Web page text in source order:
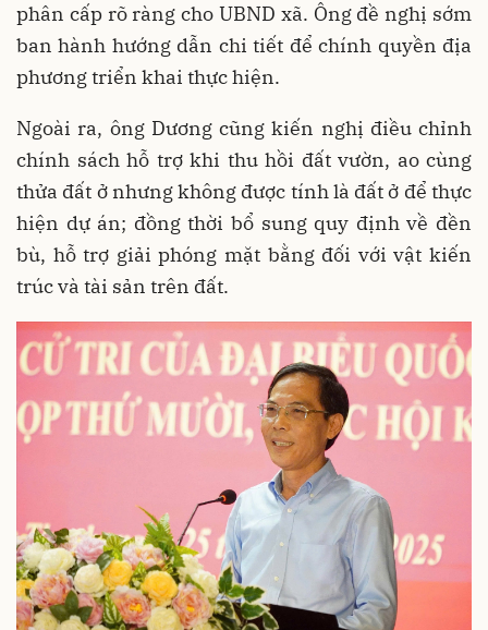
phân cấp rõ ràng cho UBND xã. Ông đề nghị sớm
ban hành hướng dẫn chi tiết để chính quyền địa
phương triển khai thực hiện.
Ngoài ra, ông Dương cũng kiến nghị điều chỉnh
chính sách hỗ trợ khi thu hồi đất vườn, ao cùng
thửa đất ở nhưng không được tính là đất ở để thực
hiện dự án; đồng thời bổ sung quy định về đền
bù, hỗ trợ giải phóng mặt bằng đối với vật kiến
trúc và tài sản trên đất.